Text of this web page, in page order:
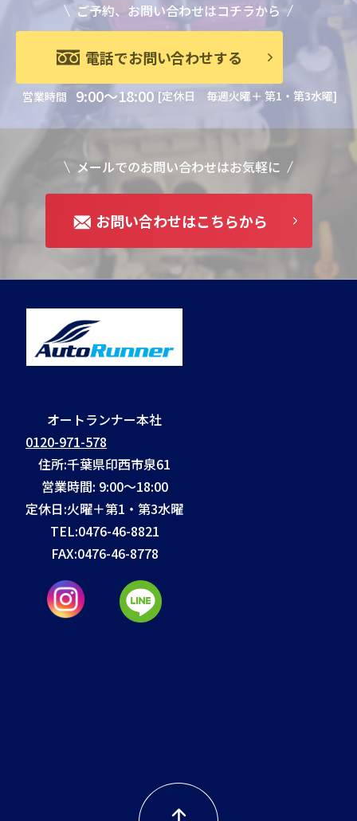
ご予約、お問い合わせはコチラから
電話でお問い合わせする
営業時間 9:00～18:00 [定休日 毎週火曜＋ 第1・第3水曜]
メールでのお問い合わせはお気軽に
お問い合わせはこちらから
オートランナー本社
0120-971-578
住所:千葉県印西市泉61
営業時間: 9:00～18:00
定休日:火曜＋第1・第3水曜
TEL:0476-46-8821
FAX:0476-46-8778